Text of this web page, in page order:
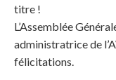
titre !
L’Assemblée
administratrice de
félicitations.